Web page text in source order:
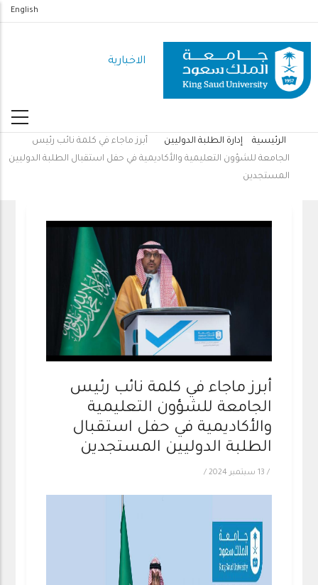
المحتوى
الرئيسي
English
الاخبارية
مسار
التنقل
الرئيسية إدارة الطلبة الدوليين
أبرز ماجاء في كلمة نائب رئيس
الجامعة للشؤون التعليمية والأكاديمية في حفل استقبال الطلبة الدوليين
المستجدين
أبرز ماجاء في كلمة نائب رئيس
الجامعة للشؤون التعليمية
والأكاديمية في حفل استقبال
الطلبة الدوليين المستجدين
/ 13 سبتمبر 2024 /